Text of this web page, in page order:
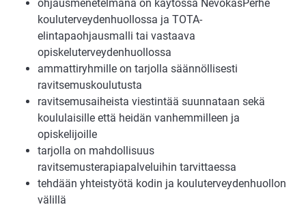
ohjausmenetelmänä on käytössä NevokasPerhe
kouluterveydenhuollossa ja TOTA-
elintapaohjausmalli tai vastaava
opiskeluterveydenhuollossa
ammattiryhmille on tarjolla säännöllisesti
ravitsemuskoulutusta
ravitsemusaiheista viestintää suunnataan sekä
koululaisille että heidän vanhemmilleen ja
opiskelijoille
tarjolla on mahdollisuus
ravitsemusterapiapalveluihin tarvittaessa
tehdään yhteistyötä kodin ja kouluterveydenhuollon
välillä